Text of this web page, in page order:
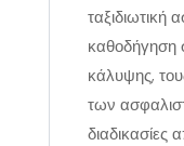
ταξιδιωτική
καθοδήγηση
κάλυψης,
των
διαδικασίες